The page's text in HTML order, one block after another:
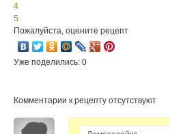
4
5
Пожалуйста, оцените рецепт
Уже поделились: 0
Комментарии к рецепту отсутствуют